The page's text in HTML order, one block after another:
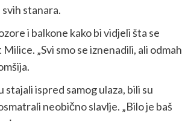
stanara.
i balkone kako bi vidjeli šta se
„Svi smo se iznenadili, ali odmah
ispred samog ulaza, bili su
neobično slavlje. „Bilo je baš